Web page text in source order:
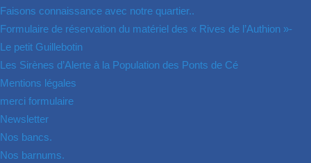
Faisons connaissance avec notre quartier..
Formulaire de réservation du matériel des « Rives de l’Authion »-
Le petit Guillebotin
Les Sirènes d’Alerte à la Population des Ponts de Cé
Mentions légales
merci formulaire
Newsletter
Nos bancs.
Nos barnums.